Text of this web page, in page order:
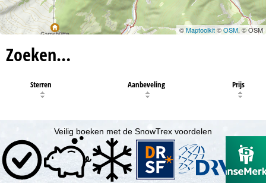
©Maptoolkit©OSM, © OSM
Zoeken…
Sterren Aanbeveling Prijs
Veilig boeken met de SnowTrex voordelen